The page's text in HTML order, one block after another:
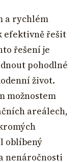
a rychlém
efektivně řešit
řešení je
pohodlné
život.
možnostem
areálech,
oblíbený
nenáročnosti